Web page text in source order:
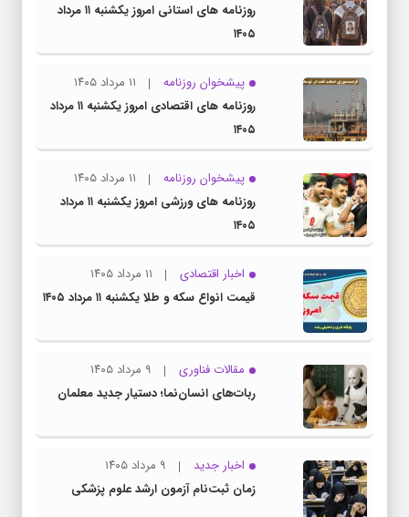
روزنامه های استانی امروز یکشنبه ۱۱ مرداد
۱۴۰۵
پیشخوان روزنامه
۱۱ مرداد ۱۴۰۵
روزنامه های اقتصادی امروز یکشنبه ۱۱ مرداد
۱۴۰۵
پیشخوان روزنامه
۱۱ مرداد ۱۴۰۵
روزنامه های ورزشی امروز یکشنبه ۱۱ مرداد
۱۴۰۵
اخبار اقتصادی
۱۱ مرداد ۱۴۰۵
قیمت انواع سکه و طلا یکشنبه ۱۱ مرداد ۱۴۰۵
مقالات فناوری
۹ مرداد ۱۴۰۵
ربات‌های انسان‌نما؛ دستیار جدید معلمان
اخبار جدید
۹ مرداد ۱۴۰۵
زمان ثبت‌نام آزمون ارشد علوم پزشکی